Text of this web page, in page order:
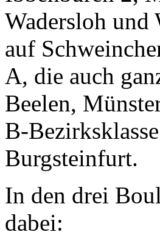
Wadersloh und
auf
A, die auch
Beelen,
B-
Burgsteinfurt.
In den drei
dabei: